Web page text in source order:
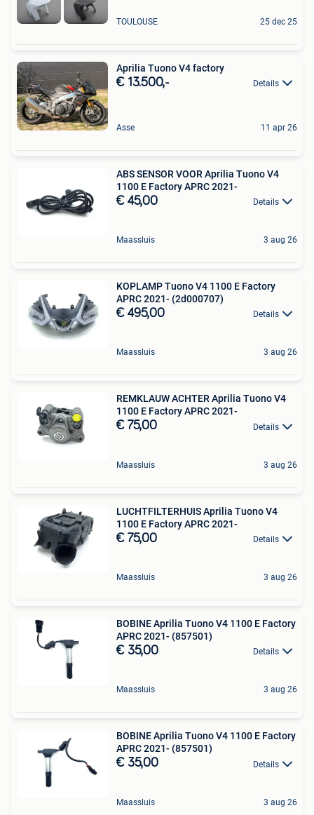
TOULOUSE 25 dec 25
Aprilia Tuono V4 factory
€ 13.500,- Details
Asse 11 apr 26
ABS SENSOR VOOR Aprilia Tuono V4
1100 E Factory APRC 2021-
€ 45,00 Details
Maassluis 3 aug 26
KOPLAMP Tuono V4 1100 E Factory
APRC 2021- (2d000707)
€ 495,00 Details
Maassluis 3 aug 26
REMKLAUW ACHTER Aprilia Tuono V4
1100 E Factory APRC 2021-
€ 75,00 Details
Maassluis 3 aug 26
LUCHTFILTERHUIS Aprilia Tuono V4
1100 E Factory APRC 2021-
€ 75,00 Details
Maassluis 3 aug 26
BOBINE Aprilia Tuono V4 1100 E Factory
APRC 2021- (857501)
€ 35,00 Details
Maassluis 3 aug 26
BOBINE Aprilia Tuono V4 1100 E Factory
APRC 2021- (857501)
€ 35,00 Details
Maassluis 3 aug 26